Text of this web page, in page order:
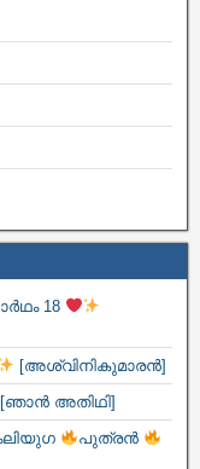
18
[അശ്വിനികുമാരൻ]
[ഞാൻ അതിഥി]
പുത്രൻ